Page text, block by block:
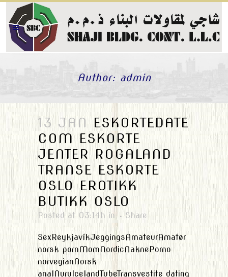
Author: admin
13 JAN ESKORTEDATE
COM ESKORTE
JENTER ROGALAND
TRANSE ESKORTE
OSLO EROTIKK
BUTIKK OSLO
Posted at 03:14h in Share
SexReykjavíkJeggingsAmateurAmatør
norsk pornMomNordicNaknePorno
norvegianNorsk
analNuruIcelandTubeTransvestite dating